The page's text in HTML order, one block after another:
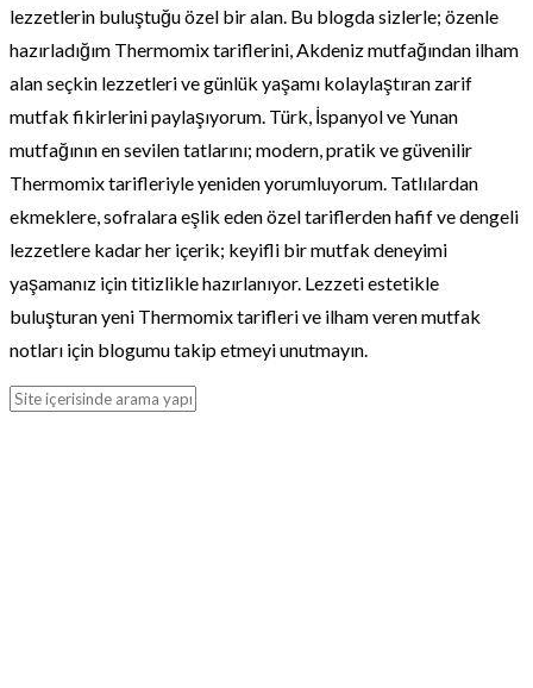
lezzetlerin buluştuğu özel bir alan. Bu blogda sizlerle; özenle
hazırladığım Thermomix tariflerini, Akdeniz mutfağından ilham
alan seçkin lezzetleri ve günlük yaşamı kolaylaştıran zarif
mutfak fikirlerini paylaşıyorum. Türk, İspanyol ve Yunan
mutfağının en sevilen tatlarını; modern, pratik ve güvenilir
Thermomix tarifleriyle yeniden yorumluyorum. Tatlılardan
ekmeklere, sofralara eşlik eden özel tariflerden hafif ve dengeli
lezzetlere kadar her içerik; keyifli bir mutfak deneyimi
yaşamanız için titizlikle hazırlanıyor. Lezzeti estetikle
buluşturan yeni Thermomix tarifleri ve ilham veren mutfak
notları için blogumu takip etmeyi unutmayın.